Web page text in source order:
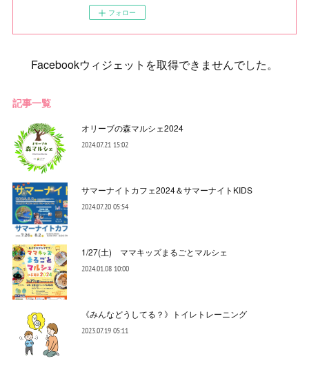
フォロー
Facebookウィジェットを取得できませんでした。
記事一覧
オリーブの森マルシェ2024
2024.07.21 15:02
サマーナイトカフェ2024＆サマーナイトKIDS
2024.07.20 05:54
1/27(土) ママキッズまるごとマルシェ
2024.01.08 10:00
《みんなどうしてる？》トイレトレーニング
2023.07.19 05:11